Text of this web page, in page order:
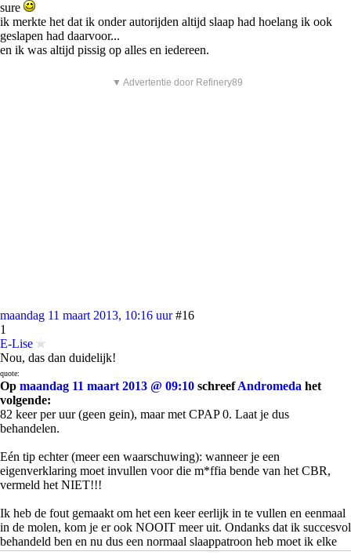
sure
ik merkte het dat ik onder autorijden altijd slaap had hoelang ik ook
geslapen had daarvoor...
en ik was altijd pissig op alles en iedereen.
▼ Advertentie door Refinery89
maandag 11 maart 2013, 10:16 uur #16
1
E-Lise
Nou, das dan duidelijk!
quote:
Op maandag 11 maart 2013 @ 09:10 schreefAndromeda het
volgende:
82 keer per uur (geen gein), maar met CPAP 0. Laat je dus
behandelen.
Eén tip echter (meer een waarschuwing): wanneer je een
eigenverklaring moet invullen voor die m*ffia bende van het CBR,
vermeld het NIET!!!
Ik heb de fout gemaakt om het een keer eerlijk in te vullen en eenmaal
in de molen, kom je er ook NOOIT meer uit. Ondanks dat ik succesvol
behandeld ben en nu dus een normaal slaappatroon heb moet ik elke
drie jaar (was elk jaar) opnieuw mijn rijbewijs aanvragen en de